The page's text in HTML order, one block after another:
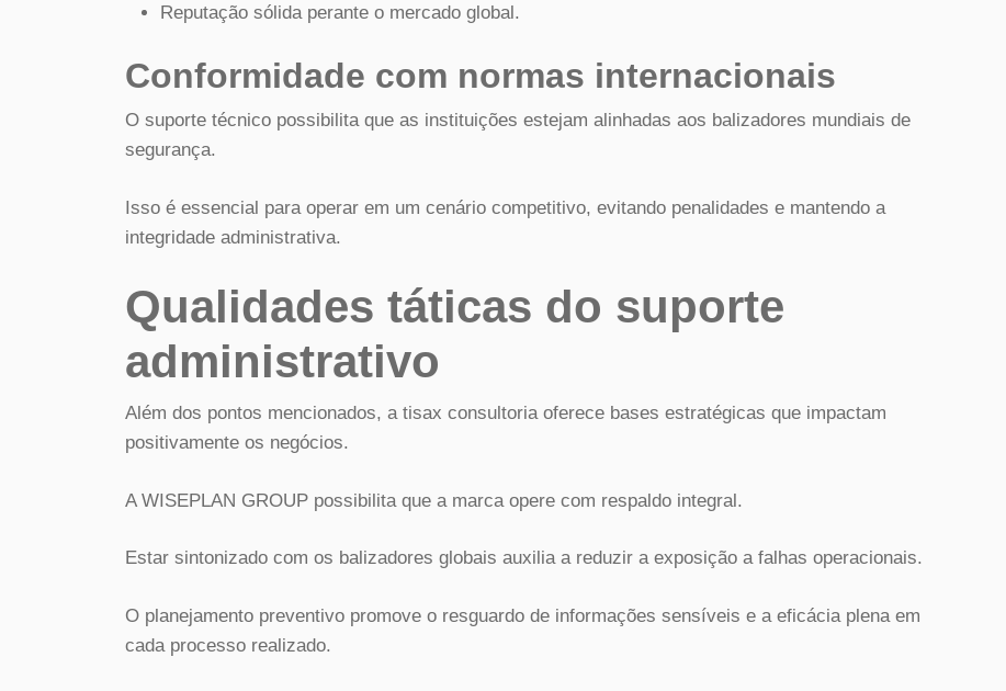
Reputação sólida perante o mercado global.
Conformidade com normas internacionais
O suporte técnico possibilita que as instituições estejam alinhadas aos balizadores mundiais de
segurança.
Isso é essencial para operar em um cenário competitivo, evitando penalidades e mantendo a
integridade administrativa.
Qualidades táticas do suporte
administrativo
Além dos pontos mencionados, a tisax consultoria oferece bases estratégicas que impactam
positivamente os negócios.
A WISEPLAN GROUP possibilita que a marca opere com respaldo integral.
Estar sintonizado com os balizadores globais auxilia a reduzir a exposição a falhas operacionais.
O planejamento preventivo promove o resguardo de informações sensíveis e a eficácia plena em
cada processo realizado.